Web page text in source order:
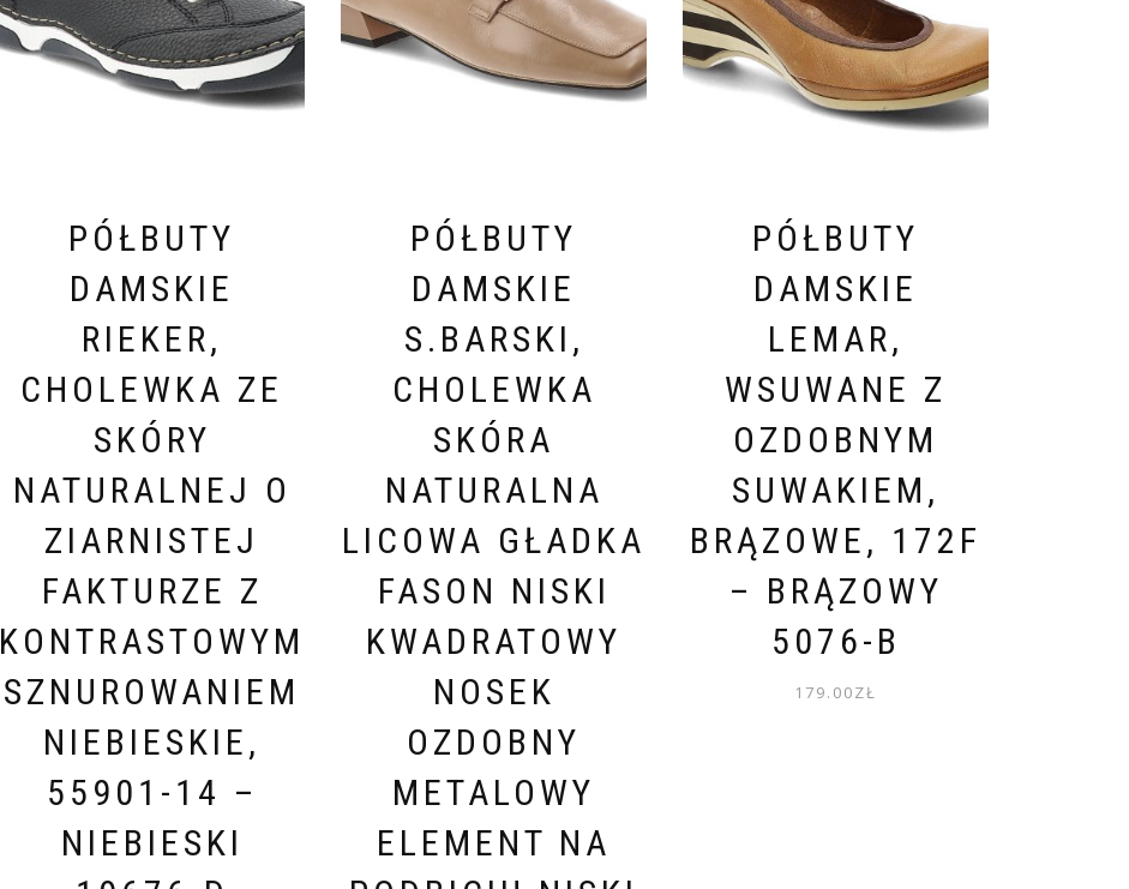
PÓŁBUTY
DAMSKIE
RIEKER,
CHOLEWKA ZE
SKÓRY
NATURALNEJ O
ZIARNISTEJ
FAKTURZE Z
KONTRASTOWYM
SZNUROWANIEM
NIEBIESKIE,
55901-14 –
NIEBIESKI
PÓŁBUTY
DAMSKIE
S.BARSKI,
CHOLEWKA
SKÓRA
NATURALNA
LICOWA GŁADKA
FASON NISKI
KWADRATOWY
NOSEK
OZDOBNY
METALOWY
ELEMENT NA
PÓŁBUTY
DAMSKIE
LEMAR,
WSUWANE Z
OZDOBNYM
SUWAKIEM,
BRĄZOWE, 172F
– BRĄZOWY
5076-B
179.00ZŁ